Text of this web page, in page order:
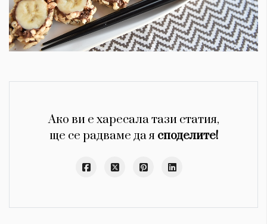
Ако ви е харесала тази статия,
ще се радваме да я споделите!